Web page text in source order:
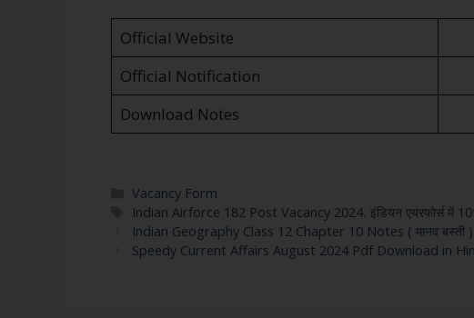
Official Website
Official Notification
Download Notes
Vacancy Form
Indian Airforce 182 Post Vacancy 2024,इंडियन एयरफोर्स में
Indian Geography Class 12 Chapter 10 Notes ( मानव बस्ती )
Speedy Current Affairs August 2024 Pdf Download in